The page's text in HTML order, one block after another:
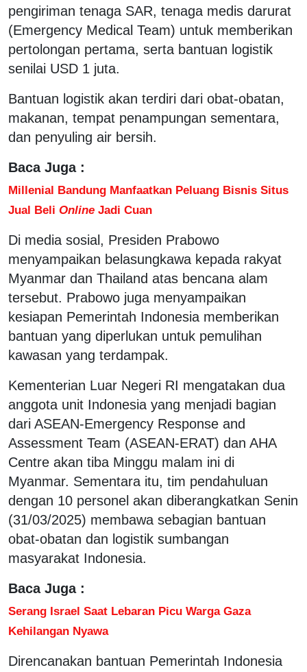
pengiriman tenaga SAR, tenaga medis darurat
(Emergency Medical Team) untuk memberikan
pertolongan pertama, serta bantuan logistik
senilai USD 1 juta.
Bantuan logistik akan terdiri dari obat-obatan,
makanan, tempat penampungan sementara,
dan penyuling air bersih.
Baca Juga :
Millenial Bandung Manfaatkan Peluang Bisnis Situs
Jual Beli Online Jadi Cuan
Di media sosial, Presiden Prabowo
menyampaikan belasungkawa kepada rakyat
Myanmar dan Thailand atas bencana alam
tersebut. Prabowo juga menyampaikan
kesiapan Pemerintah Indonesia memberikan
bantuan yang diperlukan untuk pemulihan
kawasan yang terdampak.
Kementerian Luar Negeri RI mengatakan dua
anggota unit Indonesia yang menjadi bagian
dari ASEAN-Emergency Response and
Assessment Team (ASEAN-ERAT) dan AHA
Centre akan tiba Minggu malam ini di
Myanmar. Sementara itu, tim pendahuluan
dengan 10 personel akan diberangkatkan Senin
(31/03/2025) membawa sebagian bantuan
obat-obatan dan logistik sumbangan
masyarakat Indonesia.
Baca Juga :
Serang Israel Saat Lebaran Picu Warga Gaza
Kehilangan Nyawa
Direncanakan bantuan Pemerintah Indonesia